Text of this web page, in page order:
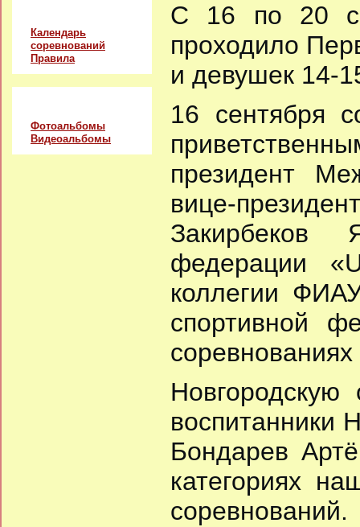
Календарь
соревнований
Правила
Фотоальбомы
Видеоальбомы
С 16 по 20
проходило
и девушек 14-
16 сентября
президент
вице-
Закирбеков
федерации
коллегии
спортивной
воспитанники
Бондарев
категориях